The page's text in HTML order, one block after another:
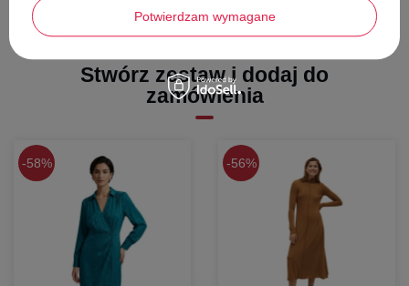
WYMIARY
długość - 104 cm
szerokość pod pachami - 49 cm
długość rękawa od pachy - 42 cm
Stwórz zestaw i dodaj do
zamówienia
58% 56%
Potwierdzam wymagane